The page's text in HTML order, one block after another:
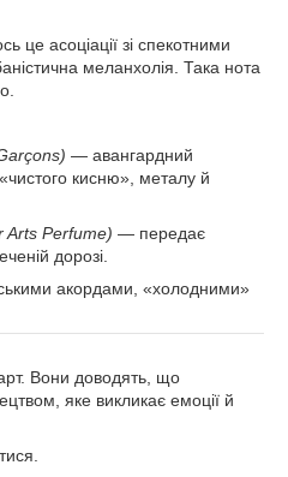
це асоціації зі спекотними
меланхолія. Така нота
— авангардний
кисню», металу й
Arts Perfume) — передає
дорозі.
акордами, «холодними»
Вони доводять, що
яке викликає емоції й